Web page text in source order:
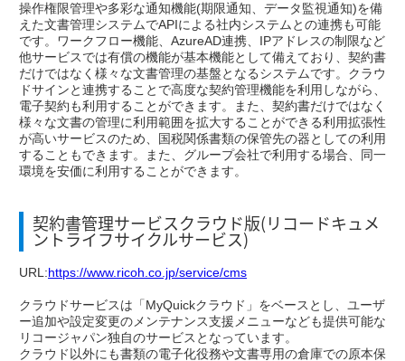
操作権限管理や多彩な通知機能(期限通知、データ監視通知)を備
えた文書管理システムでAPIによる社内システムとの連携も可能
です。ワークフロー機能、AzureAD連携、IPアドレスの制限など
他サービスでは有償の機能が基本機能として備えており、契約書
だけではなく様々な文書管理の基盤となるシステムです。クラウ
ドサインと連携することで高度な契約管理機能を利用しながら、
電子契約も利用することができます。また、契約書だけではなく
様々な文書の管理に利用範囲を拡大することができる利用拡張性
が高いサービスのため、国税関係書類の保管先の器としての利用
することもできます。また、グループ会社で利用する場合、同一
環境を安価に利用することができます。
契約書管理サービスクラウド版(リコードキュメ
ントライフサイクルサービス)
URL:https://www.ricoh.co.jp/service/cms
クラウドサービスは「MyQuickクラウド」をベースとし、ユーザ
ー追加や設定変更のメンテナンス支援メニューなども提供可能な
リコージャパン独自のサービスとなっています。
クラウド以外にも書類の電子化役務や文書専用の倉庫での原本保